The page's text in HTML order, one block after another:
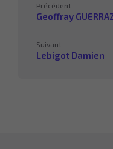
Précédent
Geoffray
Suivant
Lebigot Damien